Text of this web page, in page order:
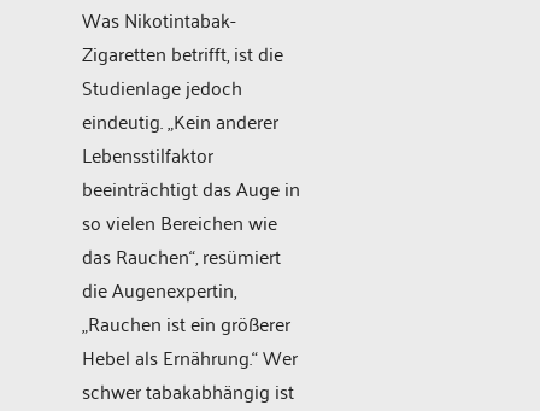
Was Nikotintabak-
Zigaretten betrifft, ist die
Studienlage jedoch
eindeutig. „Kein anderer
Lebensstilfaktor
beeinträchtigt das Auge in
so vielen Bereichen wie
das Rauchen“, resümiert
die Augenexpertin,
„Rauchen ist ein größerer
Hebel als Ernährung.“ Wer
schwer tabakabhängig ist